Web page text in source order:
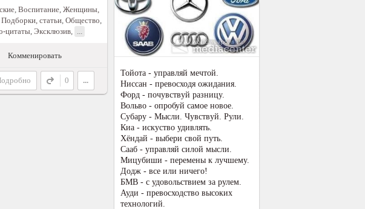
, Воспитание, Женщины,
Подборки, статьи, Общество,
цитаты, Эксклюзив, ...
Комменировать
0 ...
Тойота - управляй мечтой.
Ниссан - превосходя ожидания.
Форд - почувствуй разницу.
Вольво - опробуй самое новое.
Субару - Мысли. Чувствуй. Рули.
Киа - искуство удивлять.
Хёндай - выбери свой путь.
Сааб - управляй силой мысли.
Мицубиши - перемены к лучшему.
Додж - все или ничего!
БМВ - c удовольствием за рулем.
Ауди - превосходство высоких
технологий.